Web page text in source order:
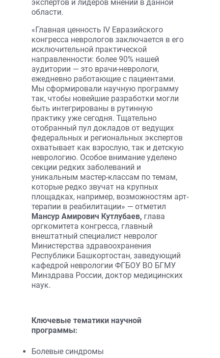
экспертов и лидеров мнений в данной
области.
«Главная ценность IV Евразийского
конгресса неврологов заключается в его
исключительной практической
направленности: более 90% нашей
аудитории — это врачи-неврологи,
ежедневно работающие с пациентами.
Мы сформировали научную программу
так, чтобы новейшие разработки могли
быть интегрированы в рутинную
практику уже сегодня. Тщательно
отобранный пул докладов от ведущих
федеральных и региональных экспертов
охватывает как взрослую, так и детскую
неврологию. Особое внимание уделено
секции редких заболеваний и
уникальным мастер-классам по темам,
которые редко звучат на крупных
площадках, например, возможностям арт-
терапии в реабилитации» — отметил
Мансур Амирович Кутлубаев, глава
оргкомитета конгресса, главный
внештатный специалист невролог
Министерства здравоохранения
Республики Башкортостан, заведующий
кафедрой неврологии ФГБОУ ВО БГМУ
Минздрава России, доктор медицинских
наук.
Ключевые тематики научной
программы:
Болевые синдромы